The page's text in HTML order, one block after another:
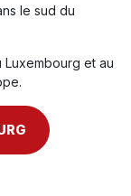
le sud du
et au